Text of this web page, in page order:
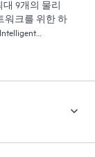
대 9개의 물리
워크를 위한 하